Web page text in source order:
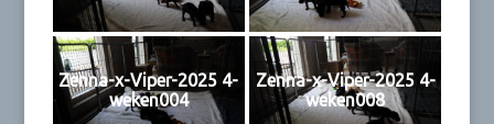
Zenna-x-Viper-2025 4-
weken004
Zenna-x-Viper-2025 4-
weken008